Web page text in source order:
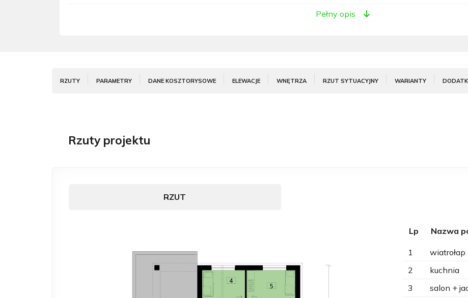
Pełny opis
RZUTY PARAMETRY DANE KOSZTORYSOWE ELEWACJE WNĘTRZA RZUT SYTUACYJNY WARIANTY
Rzuty projektu
RZUT
Lp Nazwa
1 wiatrołap
2 kuchnia
3 salon +